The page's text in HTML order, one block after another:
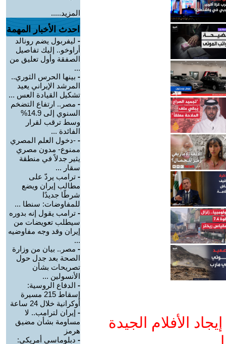
الأفلام الجيدة
المزيد.....
احدث الأخبار المهمة
- ليفربول يضم رونالد
أراوخو.. إليك تفاصيل
الصفقة وأول تعليق من
...
- بينها الحرس الثوري..
المرشد الإيراني يعيد
تشكيل القيادة العس ...
- مصر.. ارتفاع التضخم
السنوي إلى 14.9%
وسط ترقب لقرار
الفائدة ...
- -دخول العلم المصري
ممنوع- مدون مصري
يثير جدلاً في منطقة
سقار ...
- ترامب يردّ على
مطالب إيران ويضع
شرطًا جديدًا
للمفاوضات: سنطا ...
- ترامب يقول إنه بدوره
سيطلب تعويضات من
إيران وقد وجه مفاوضيه
...
- مصر.. بيان من وزارة
الصحة بعد جدل حول
تصريحات بشأن
الأنسولين ...
- الدفاع الروسية:
إسقاط 215 مسيرة
أوكرانية خلال 24 ساعة
- إيران لترامب.. لا
مساومة بشأن مضيق
هرمز
- دبلوماسي أمريكي: